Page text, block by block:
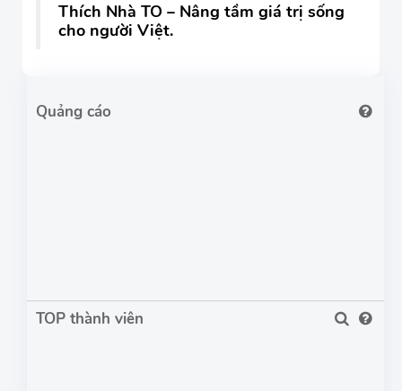
Thích Nhà TO – Nâng tầm giá trị sống
cho người Việt.
TOP thành viên